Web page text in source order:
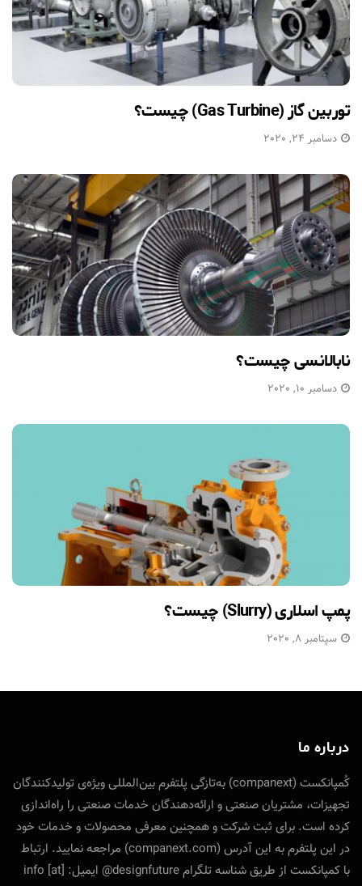
توربین گاز (Gas Turbine) چیست؟
دسامبر 24, 2020
نابالانسی چیست؟
دسامبر 10, 2020
پمپ اسلاری (Slurry) چیست؟
سپتامبر 8, 2020
درباره ما
کُمپانکست (companext) به‌تازگی پلتفرم بین‌المللی ویژه‌ی تولید‌کنندگان
تجهیزات، مشتریان صنعتی و ارائه‌دهندگان خدمات صنعتی را راه‌اندازی
کرده است. برای ثبت شرکت و همچنین معرفی محصولات و خدمات خود
در این پلتفرم به این آدرس (companext.com) مراجعه نمایید. ارتباط
با کمپانکست از طریق شناسه تلگرام designfuture@ ایمیل: info [at]